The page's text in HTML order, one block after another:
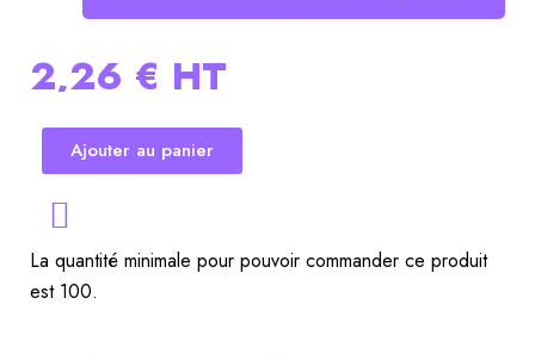
2,26 € HT
Ajouter au panier
La quantité minimale pour pouvoir commander ce produit
est 100.